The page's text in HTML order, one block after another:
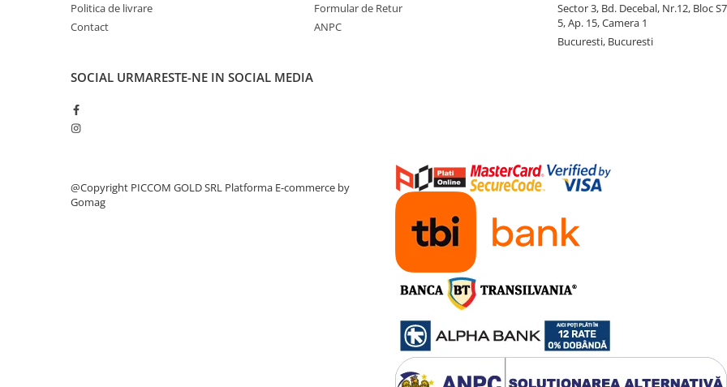
Politica de livrare
Contact
Formular de Retur
ANPC
Sector 3, Bd. Decebal, Nr.12, Bloc
5, Ap. 15, Camera 1
Bucuresti, Bucuresti
SOCIAL URMARESTE-NE IN SOCIAL MEDIA
@Copyright PICCOM GOLD SRL Platforma E-commerce by
Gomag